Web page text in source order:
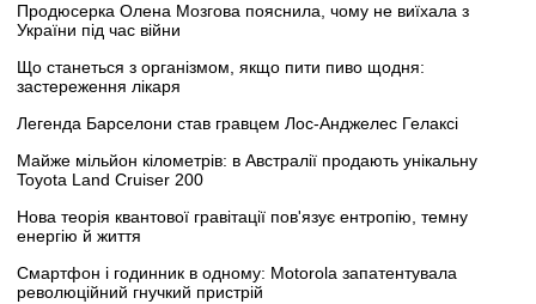
Продюсерка Олена Мозгова пояснила, чому не виїхала з
України під час війни
Що станеться з організмом, якщо пити пиво щодня:
застереження лікаря
Легенда Барселони став гравцем Лос-Анджелес Гелаксі
Майже мільйон кілометрів: в Австралії продають унікальну
Toyota Land Cruiser 200
Нова теорія квантової гравітації пов'язує ентропію, темну
енергію й життя
Смартфон і годинник в одному: Motorola запатентувала
революційний гнучкий пристрій